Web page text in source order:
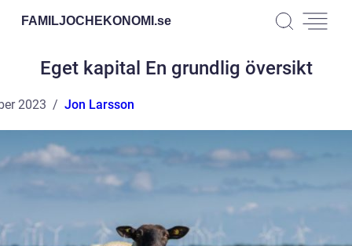
FAMILJOCHEKONOMI.se
Eget kapital En grundlig översikt
2023 Jon Larsson